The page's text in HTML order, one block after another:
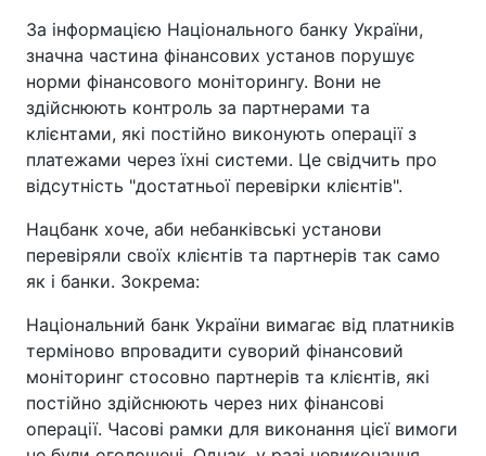
За інформацією Національного банку України,
значна частина фінансових установ порушує
норми фінансового моніторингу. Вони не
здійснюють контроль за партнерами та
клієнтами, які постійно виконують операції з
платежами через їхні системи. Це свідчить про
відсутність "достатньої перевірки клієнтів".
Нацбанк хоче, аби небанківські установи
перевіряли своїх клієнтів та партнерів так само
як і банки. Зокрема:
Національний банк України вимагає від платників
терміново впровадити суворий фінансовий
моніторинг стосовно партнерів та клієнтів, які
постійно здійснюють через них фінансові
операції. Часові рамки для виконання цієї вимоги